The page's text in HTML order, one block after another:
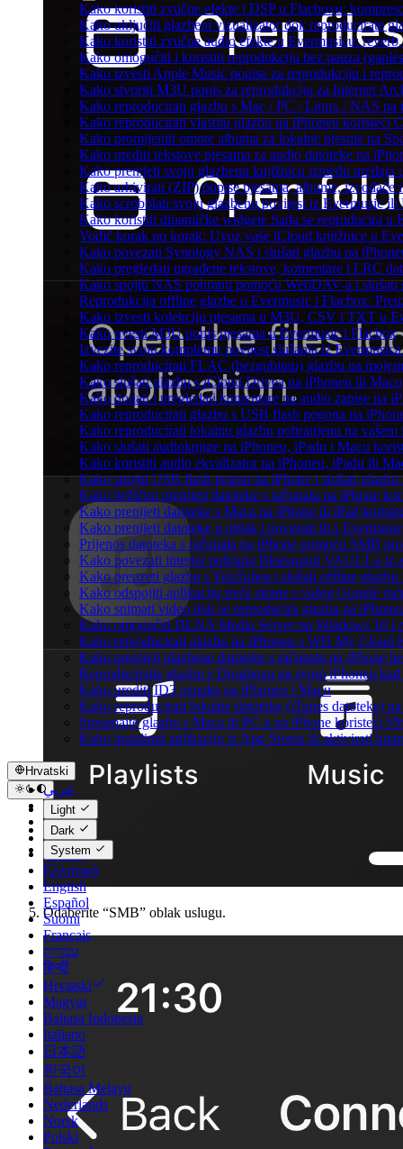
Kako koristiti zvučne efekte i DSP u Flacboxu:
Kako uključiti glazbeni vizualizator dok reproducirate
Kako koristiti zvučne audio efekte u Evermusicu:
Kako omogućiti i koristiti reprodukciju bez pauza
Kako izvesti Apple Music popise za reprodukciju i
Kako stvoriti M3U popis za reprodukciju za Internet
Kako reproducirati glazbu s Mac / PC / Linux / NAS
Kako reproducirati vlastitu glazbu na iPhoneu koristeći
Kako promijeniti omote albuma za lokalne pjesme na
Kako urediti tekstove pjesama za audio datoteke na
Kako prenijeti svoju glazbenu knjižnicu između uređaja
Kako arhivirati (ZIP) popise pjesama, albume,
Kako scrobblati svoju glazbenu povijest iz Evermusic ili
Kako koristiti dinamičke widgete Sada se reproducira u
Vodič korak po korak: Uvoz vaše iCloud knjižnice u
Kako povezati Synology NAS i slušati glazbu na
Kako pregledati ugrađene tekstove, komentare i LRC
Kako spojiti NAS pohranu pomoću WebDAV-a i slušati
Reprodukcija offline glazbe u Evermusic i Flacbox:
Kako izvesti kolekciju pjesama u M3U, CSV i TXT u
Kako uvesti M3U popis pjesama u Evermusic i Flacbox
Izvezite svoju kompletnu povijest slušanja iz
Kako reproducirati FLAC (bezgubitnu) glazbu na
Kako slušati glazbu s iCloud Drivea na iPhoneu ili Macu
Kako dodati i pregledati komentare na audio zapise na
Kako reproducirati glazbu s USB flash pogona na
Kako reproducirati lokalnu glazbu pohranjenu na
Kako slušati audioknjige na iPhoneu, iPadu i Macu
Kako koristiti audio ekvalizator na iPhoneu, iPadu ili
Kako spojiti USB flash pogon na iPhone i slušati
Kako bežično prenijeti datoteke s računala na iPhone
Kako prenijeti datoteke s Maca na iPhone ili iPad
Kako prenijeti datoteke u oblak i povezati ih s
Prijenos datoteka s računala na iPhone pomoću SMB
Kako povezati internu pohranu Bluesound VAULT-a iz
Kako preuzeti glazbu s YouTubea i slušati offline glazbu
Kako odspojiti aplikaciju treće strane s vašeg Google
Kako snimati video dok se reproducira glazba na
Kako omogućiti DLNA Media Server na Windows 10 i
Kako reproducirati glazbu na iPhoneu s WD My Cloud
Kako prenijeti glazbene datoteke s računala na iPhone
Reproducirajte glazbu s Dropboxa na svom iPhoneu
Kako urediti ID3 oznake na iPhoneu i Macu
Kako reproducirati lokalne datoteke (iTunes datoteke)
Streamajte glazbu s Maca ili PC-a na iPhone koristeći
Kako instalirati aplikaciju iz App Storea ili aktivirati
Hrvatski
عربي
Català
Čeština
Dansk
Deutsch
Ελληνικά
English
Español
Suomi
Français
עברית
हिन्दी
Hrvatski
Magyar
Bahasa Indonesia
Italiano
日本語
한국어
Bahasa Melayu
Nederlands
Norsk
Polski
Light
Dark
System
Odaberite “SMB” oblak uslugu.